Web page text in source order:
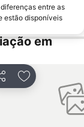
ou Capela Nova
Maior
entre as
estão disponíveis
em
Adicionar